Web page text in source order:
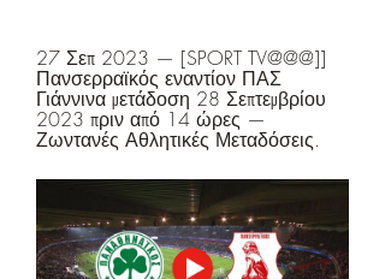
27 Σεπ 2023 — [SPORT TV@@@]]
Πανσερραϊκός εναντίον ΠΑΣ
Γιάννινα μετάδοση 28 Σεπτεμβρίου
2023 πριν από 14 ώρες —
Ζωντανές Αθλητικές Μεταδόσεις.